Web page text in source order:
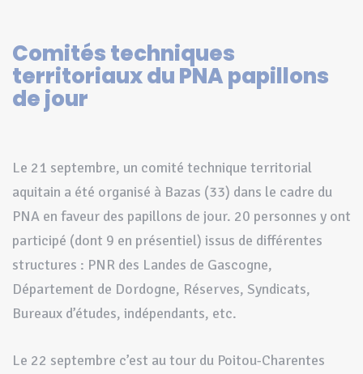
Comités techniques
territoriaux du PNA papillons
de jour
Le 21 septembre, un comité technique territorial
aquitain a été organisé à Bazas (33) dans le cadre du
PNA en faveur des papillons de jour. 20 personnes y ont
participé (dont 9 en présentiel) issus de différentes
structures : PNR des Landes de Gascogne,
Département de Dordogne, Réserves, Syndicats,
Bureaux d’études, indépendants, etc.
Le 22 septembre c’est au tour du Poitou-Charentes